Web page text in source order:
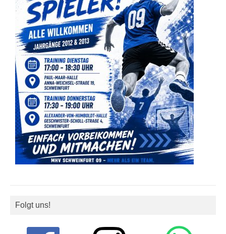
Folgt uns!